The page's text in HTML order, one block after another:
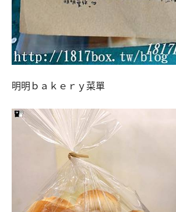
明明ｂａｋｅｒｙ菜單